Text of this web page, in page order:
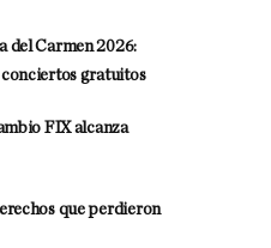
del Carmen 2026:
gratuitos
FIX alcanza
que perdieron